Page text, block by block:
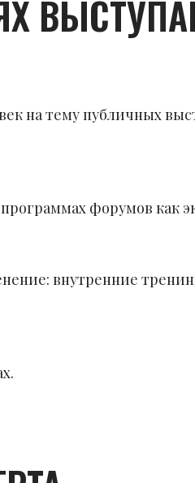
на тему публичных
форумов как
внутренние